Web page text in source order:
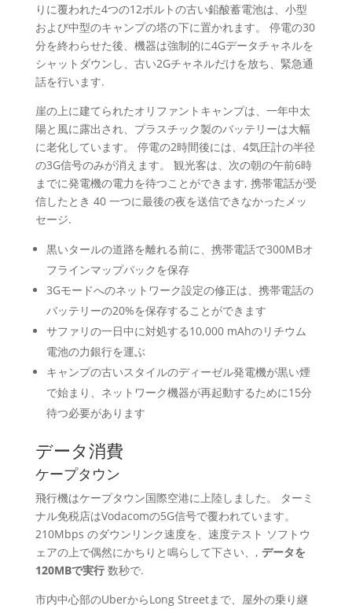
りに覆われた4つの12ボルトの古い鉛酸蓄電池は、小型
および中型のキャンプの塔の下に置かれます。 停電の30
分を終わらせた後、機器は強制的に4Gデータチャネルを
シャットダウンし、古い2Gチャネルだけを放ち、緊急通
話を行います.
崖の上に建てられたオリファントキャンプは、一年中太
陽と風に露出され、プラスチック製のバッテリーは大幅
に老化しています。 停電の2時間後には、4気圧計の半径
の3G信号のみが消えます。 観光客は、次の朝の午前6時
までに発電機の電力を待つことができます, 携帯電話が受
信したとき 40 一つに最後の夜を送信できなかったメッ
セージ.
黒いタールの道路を離れる前に、携帯電話で300MBオ
フラインマップパックを保存
3Gモードへのネットワーク設定の修正は、携帯電話の
バッテリーの20%を保存することができます
サファリの一日中に対処する10,000 mAhのリチウム
電池の力銀行を運ぶ
キャンプの古いスタイルのディーゼル発電機が黒い煙
で始まり、ネットワーク機器が再起動するために15分
待つ必要があります
データ消費
ケープタウン
飛行機はケープタウン国際空港に上陸しました。 ターミ
ナル免税店はVodacomの5G信号で覆われています。
210Mbps のダウンリンク速度を、速度テスト ソフトウ
ェアの上で偶然にかちりと鳴らして下さい、, データを
120MBで実行数秒で.
市内中心部のUberからLong Streetまで、屋外の乗り継